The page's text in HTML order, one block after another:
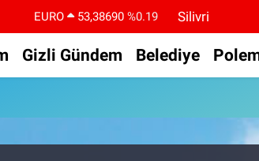
EURO 53,38690 %0.19
STERLİN
61,60380
%0.18
Silivri
Gizli Gündem Belediye